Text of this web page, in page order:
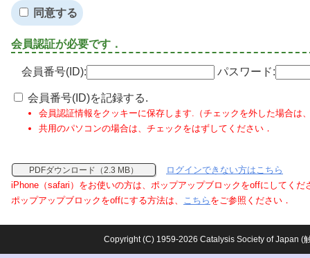
同意する
会員認証が必要です．
会員番号(ID): パスワード:
会員番号(ID)を記録する.
会員認証情報をクッキーに保存します.（チェックを外した場合は
共用のパソコンの場合は、チェックをはずしてください．
PDFダウンロード（2.3 MB）
ログインできない方はこちら
iPhone（safari）をお使いの方は、ポップアップブロックをoffにしてくだ
ポップアップブロックをoffにする方法は、 こちら をご参照ください．
Copyright (C) 1959-2026 Catalysis Society of Japan (